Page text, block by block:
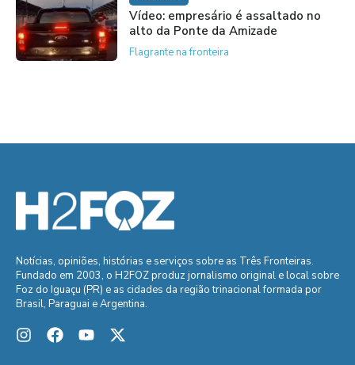
Vídeo: empresário é assaltado no
alto da Ponte da Amizade
Flagrante na fronteira
Notícias, opiniões, histórias e serviços sobre as Três Fronteiras.
Fundado em 2003, o H2FOZ produz jornalismo original e local sobre
Foz do Iguaçu (PR) e as cidades da região trinacional formada por
Brasil, Paraguai e Argentina.